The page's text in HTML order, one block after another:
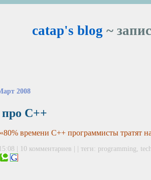
catap's blog ~
2008
C++
«80% времени C++ программисты тратят
| 10 комментариев | | теги: programming